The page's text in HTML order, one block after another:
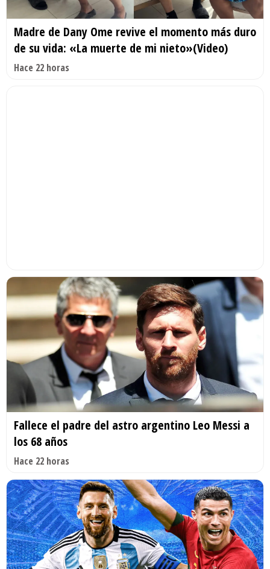
Madre de Dany Ome revive el momento más duro
de su vida: «La muerte de mi nieto»(Video)
Hace 22 horas
Fallece el padre del astro argentino Leo Messi a
los 68 años
Hace 22 horas